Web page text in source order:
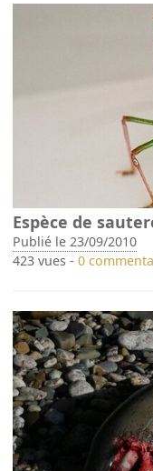
Espèce de
Publié le 23/09/2010
423 vues -0